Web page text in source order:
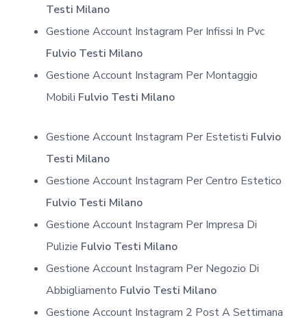
Testi Milano
Gestione Account Instagram Per Infissi In Pvc
Fulvio Testi Milano
Gestione Account Instagram Per Montaggio
Mobili Fulvio Testi Milano
Gestione Account Instagram Per Estetisti Fulvio
Testi Milano
Gestione Account Instagram Per Centro Estetico
Fulvio Testi Milano
Gestione Account Instagram Per Impresa Di
Pulizie Fulvio Testi Milano
Gestione Account Instagram Per Negozio Di
Abbigliamento Fulvio Testi Milano
Gestione Account Instagram 2 Post A Settimana